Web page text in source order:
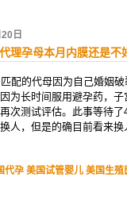
日
理孕母本月内膜还是不
配的代母因为自己婚姻
为长时间服用避孕药，
次测试评估。此事等待
人，但是的确目前看来
代孕 美国试管婴儿 美国生殖